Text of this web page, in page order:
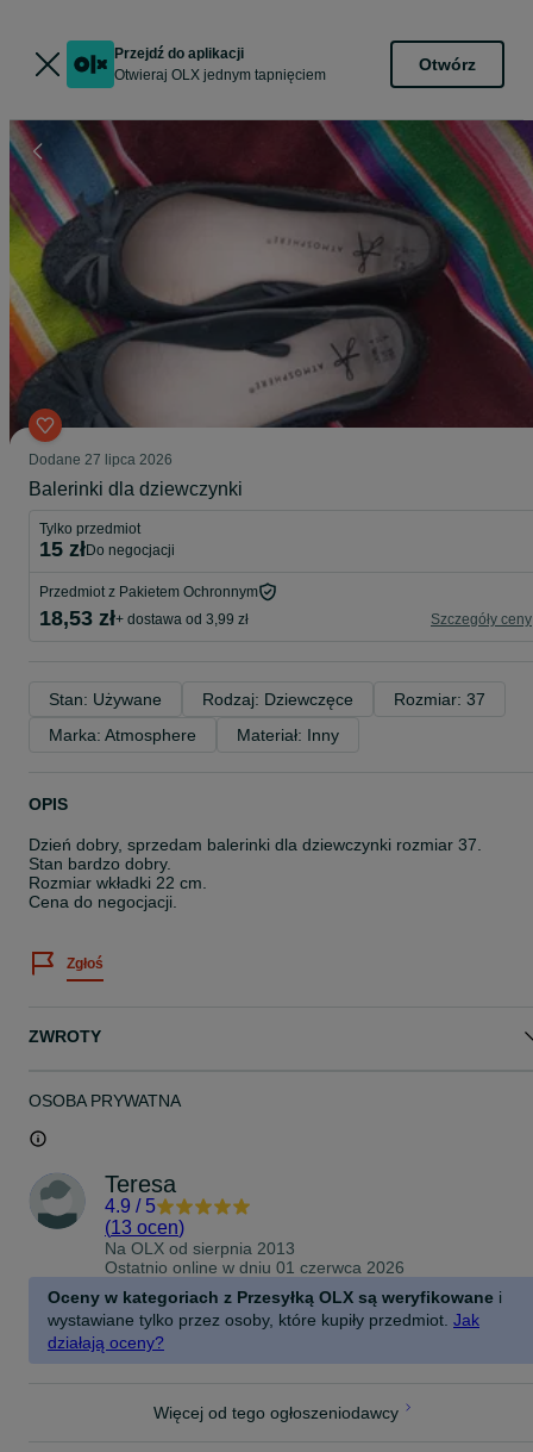
Przejdź do aplikacji
Otwieraj OLX jednym tapnięciem
Otwórz
Dodane 27 lipca 2026
Balerinki dla dziewczynki
Tylko przedmiot
15 zł do negocjacji
Przedmiot z Pakietem Ochronnym
18,53 zł+ dostawa od 3,99 zł Szczegóły ceny
Stan: Używane Rodzaj: Dziewczęce
Rozmiar: 37
Marka: Atmosphere
Materiał: Inny
OPIS
Dzień dobry, sprzedam balerinki dla dziewczynki rozmiar 37.
Stan bardzo dobry.
Rozmiar wkładki 22 cm.
Cena do negocjacji.
Zgłoś
ZWROTY
OSOBA PRYWATNA
Teresa
4.9 / 5
(13 ocen)
Na OLX od sierpnia 2013
Ostatnio online w dniu 01 czerwca 2026
Oceny w kategoriach z Przesyłką OLX są weryfikowane i
wystawiane tylko przez osoby, które kupiły przedmiot. Jak
działają oceny?
Więcej od tego ogłoszeniodawcy